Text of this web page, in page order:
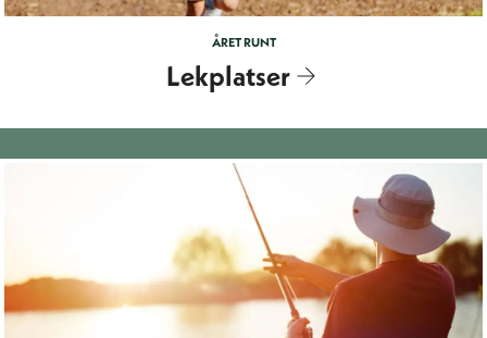
ÅRET RUNT
Lekplatser